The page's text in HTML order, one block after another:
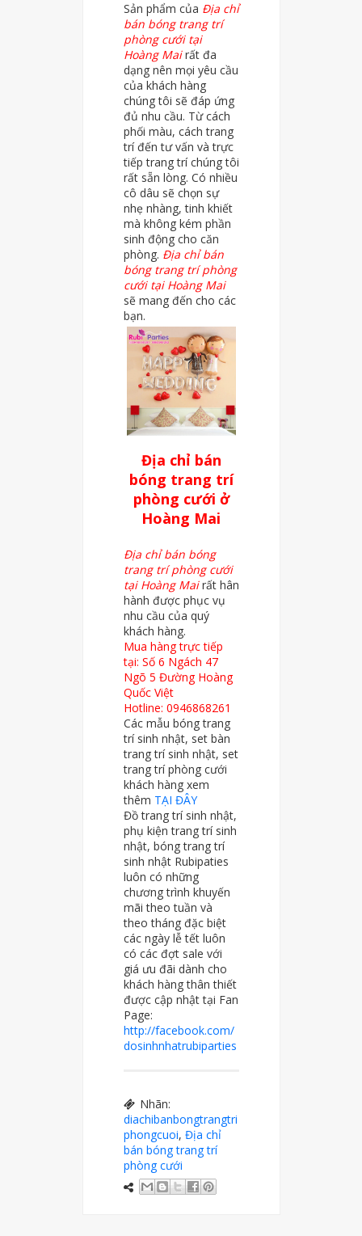
Sản phẩm của Địa chỉ
bán bóng trang trí
phòng cưới tại
Hoàng Mairất đa
dạng nên mọi yêu cầu
của khách hàng
chúng tôi sẽ đáp ứng
đủ nhu cầu. Từ cách
phối màu, cách trang
trí đến tư vấn và trực
tiếp trang trí chúng tôi
rất sẵn lòng. Có nhiều
cô dâu sẽ chọn sự
nhẹ nhàng, tinh khiết
mà không kém phần
sinh động cho căn
phòng. Địa chỉ bán
bóng trang trí phòng
cưới tại Hoàng Mai
sẽ mang đến cho các
bạn.
Địa chỉ bán
bóng trang trí
phòng cưới ở
Hoàng Mai
Địa chỉ bán bóng
trang trí phòng cưới
tại Hoàng Mairất hân
hành được phục vụ
nhu cầu của quý
khách hàng.
Mua hàng trực tiếp
tại: Số 6 Ngách 47
Ngõ 5 Đường Hoàng
Quốc Việt
Hotline: 0946868261
Các mẫu bóng trang
trí sinh nhật, set bàn
trang trí sinh nhật, set
trang trí phòng cưới
khách hàng xem
thêm TẠI ĐÂY
Đồ trang trí sinh nhật,
phụ kiện trang trí sinh
nhật, bóng trang trí
sinh nhật Rubipaties
luôn có những
chương trình khuyến
mãi theo tuần và
theo tháng đặc biệt
các ngày lễ tết luôn
có các đợt sale với
giá ưu đãi dành cho
khách hàng thân thiết
được cập nhật tại Fan
Page:
http://facebook.com/
dosinhnhatrubiparties
Nhãn:
diachibanbongtrangtri
phongcuoi, Địa chỉ
bán bóng trang trí
phòng cưới